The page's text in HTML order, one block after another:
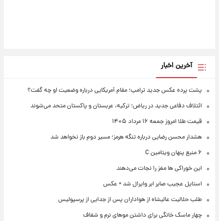
آخرین اخبار
پشت پرده عکس جدید ترامپ؛ مقام آمریکایی درباره وضعیت او چه گفت؟
ائتلاف دفاعی جدید در ریاض؛ ترکیه، عربستان و پاکستان متحد می‌شوند
قیمت طلا امروز جمعه ۱۶ مرداد ۱۴۰۵
هشدار محسن رضایی درباره تنگه هرمز؛ مسیر دوم باز نخواهد شد
۶ منبع پنهان ویتامین C
این خوراکی ها مغز را نجات می‌دهند
استایل عجیب صابر ابر وایرال شد + عکس
طلب حلالیت عالیشاه از هواداران پس از جدایی از پرسپولیس
چهار ماسک خانگی برای داشتن موهای نرم و شفاف